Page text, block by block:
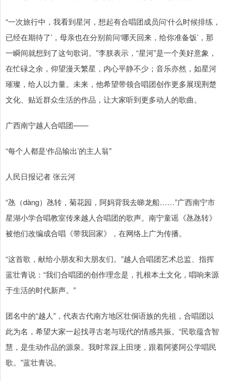
“一次旅行中，我看到星河，想起有合唱团成员问‘什么时候排练，
已经在期待了’，母亲也在分别前问‘哪天回来，给你准备饭’，那
一瞬间就想到了这句歌词。”李朕表示，“星河”是一个美好意象，
在忙碌之余，仰望漫天繁星，内心平静不少；音乐亦然，如星河
璀璨，给人以力量。未来，他希望带领合唱团创作更多展现荆楚
文化、贴近群众生活的作品，让大家听到更多动人的歌曲。
广西南宁越人合唱团——
“每个人都是‘作品输出’的主人翁”
人民日报记者 张云河
“氹（dàng）氹转，菊花园，阿妈背我去睇龙船……”广西南宁市
星湖小学合唱教室传来越人合唱团的歌声。南宁童谣《氹氹转》
被他们改编成合唱《带我回家》，在网络上广为传播。
“这首歌，献给小朋友和大朋友们。”越人合唱团艺术总监、指挥
蓝壮青说：“我们合唱团的创作理念是，扎根本土文化，唱响来源
于生活的时代新声。”
团名中的“越人”，代表古代南方地区壮侗语族的先祖，合唱团以
此为名，希望大家一起找寻古老与现代的情感共振。“民歌蕴含智
慧，是生动作品的源泉。我时常踩上田埂，跟着阿婆阿公学唱民
歌。”蓝壮青说。